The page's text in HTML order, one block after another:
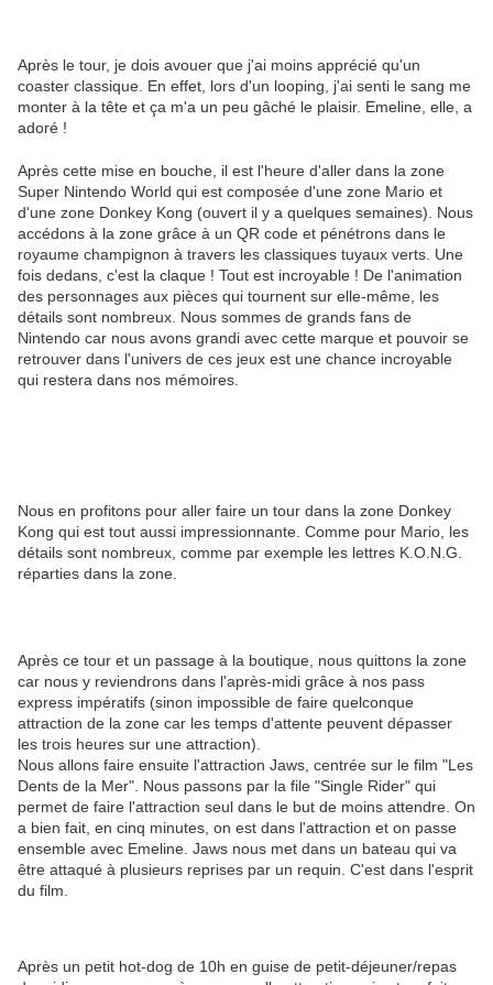
Après le tour, je dois avouer que j'ai moins apprécié qu'un
coaster classique. En effet, lors d'un looping, j'ai senti le sang me
monter à la tête et ça m'a un peu gâché le plaisir. Emeline, elle, a
adoré !
Après cette mise en bouche, il est l'heure d'aller dans la zone
Super Nintendo World qui est composée d'une zone Mario et
d'une zone Donkey Kong (ouvert il y a quelques semaines). Nous
accédons à la zone grâce à un QR code et pénétrons dans le
royaume champignon à travers les classiques tuyaux verts. Une
fois dedans, c'est la claque ! Tout est incroyable ! De l'animation
des personnages aux pièces qui tournent sur elle-même, les
détails sont nombreux. Nous sommes de grands fans de
Nintendo car nous avons grandi avec cette marque et pouvoir se
retrouver dans l'univers de ces jeux est une chance incroyable
qui restera dans nos mémoires.
Nous en profitons pour aller faire un tour dans la zone Donkey
Kong qui est tout aussi impressionnante. Comme pour Mario, les
détails sont nombreux, comme par exemple les lettres K.O.N.G.
réparties dans la zone.
Après ce tour et un passage à la boutique, nous quittons la zone
car nous y reviendrons dans l'après-midi grâce à nos pass
express impératifs (sinon impossible de faire quelconque
attraction de la zone car les temps d'attente peuvent dépasser
les trois heures sur une attraction).
Nous allons faire ensuite l'attraction Jaws, centrée sur le film "Les
Dents de la Mer". Nous passons par la file "Single Rider" qui
permet de faire l'attraction seul dans le but de moins attendre. On
a bien fait, en cinq minutes, on est dans l'attraction et on passe
ensemble avec Emeline. Jaws nous met dans un bateau qui va
être attaqué à plusieurs reprises par un requin. C'est dans l'esprit
du film.
Après un petit hot-dog de 10h en guise de petit-déjeuner/repas